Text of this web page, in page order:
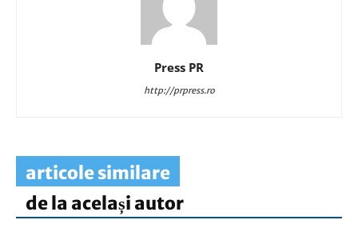
Press PR
http://prpress.ro
articole similare
de la același autor